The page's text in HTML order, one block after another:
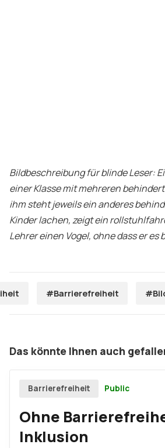
Bildbeschreibung für blinde Leser:
einer Klasse mit mehreren
ihm steht jeweils ein anderes
Kinder lachen, zeigt ein
Lehrer einen Vogel, ohne dass er es
#Barrierefreiheit
Das könnte Ihnen auch
Barrierefreiheit Public
Ohne
Inklusion